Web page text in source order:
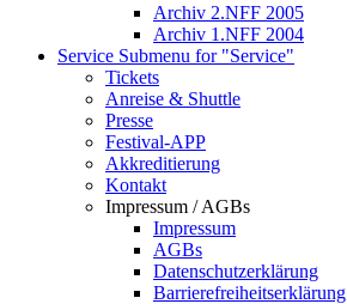
Archiv 2.NFF 2005
Archiv 1.NFF 2004
Service Submenu for "Service"
Tickets
Anreise & Shuttle
Presse
Festival-APP
Akkreditierung
Kontakt
Impressum / AGBs
Impressum
AGBs
Datenschutzerklärung
Barrierefreiheitserklärung